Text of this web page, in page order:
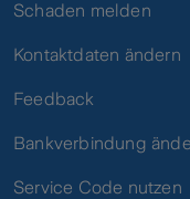
Schaden melden
Kontaktdaten ändern
Feedback
Bankverbindung
Service Code nutzen